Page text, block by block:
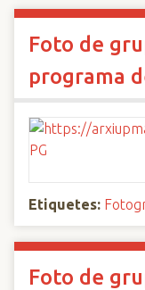
Foto de
programa
Etiquetes:
Foto de